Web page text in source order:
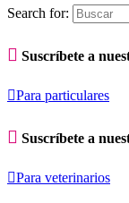
Search for:
 Suscríbete a
Para particulares
 Suscríbete a
Para veterinarios